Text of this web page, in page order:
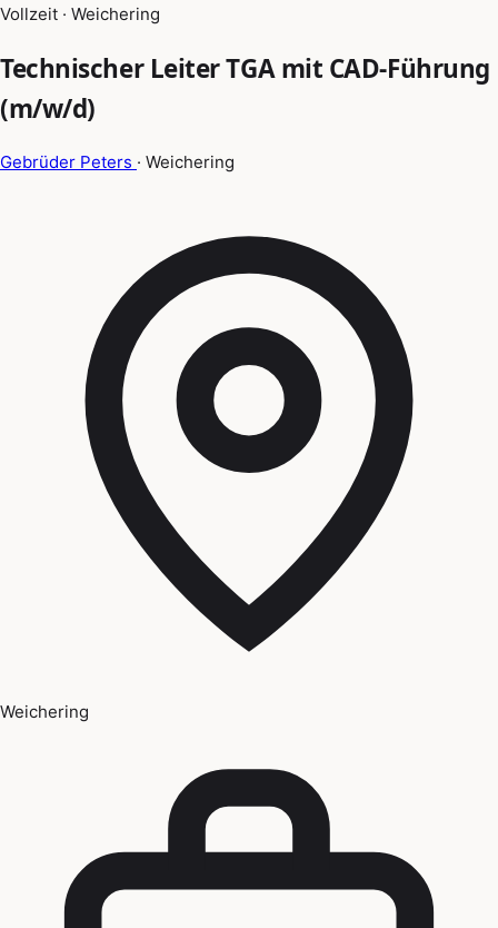
Vollzeit · Weichering
Technischer Leiter TGA mit CAD-Führung
(m/w/d)
Gebrüder Peters · Weichering
Weichering